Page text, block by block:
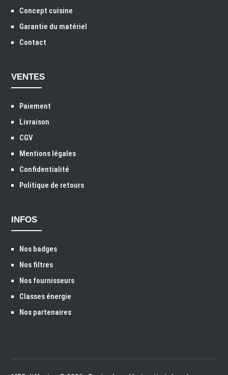
Concept cuisine
Garantie du matériel
Contact
VENTES
Paiement
Livraison
CGV
Mentions légales
Confidentialité
Politique de retours
INFOS
Nos badges
Nos filtres
Nos fournisseurs
Classes énergie
Nos partenaires